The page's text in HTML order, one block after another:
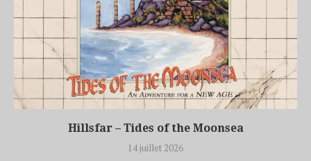
Hillsfar – Tides of the Moonsea
14 juillet 2026